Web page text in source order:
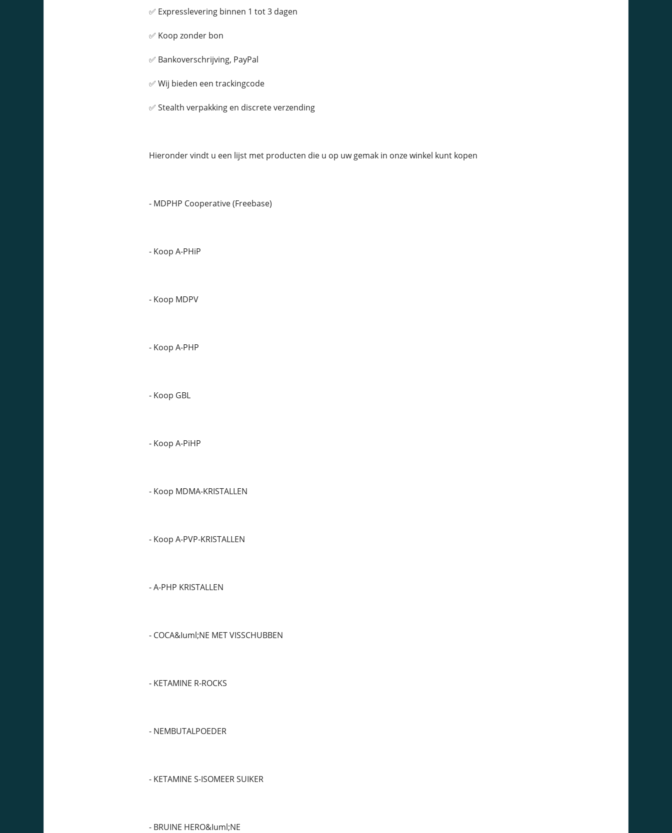
✅ Expresslevering binnen 1 tot 3 dagen
✅ Koop zonder bon
✅ Bankoverschrijving, PayPal
✅ Wij bieden een trackingcode
✅ Stealth verpakking en discrete verzending
Hieronder vindt u een lijst met producten die u op uw gemak in onze winkel kunt kopen
- MDPHP Cooperative (Freebase)
- Koop A-PHiP
- Koop MDPV
- Koop A-PHP
- Koop GBL
- Koop A-PiHP
- Koop MDMA-KRISTALLEN
- Koop A-PVP-KRISTALLEN
- A-PHP KRISTALLEN
- COCA&Iuml;NE MET VISSCHUBBEN
- KETAMINE R-ROCKS
- NEMBUTALPOEDER
- KETAMINE S-ISOMEER SUIKER
- BRUINE HERO&Iuml;NE